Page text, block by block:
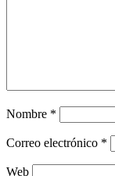
Nombre *
Correo electrónico *
Web